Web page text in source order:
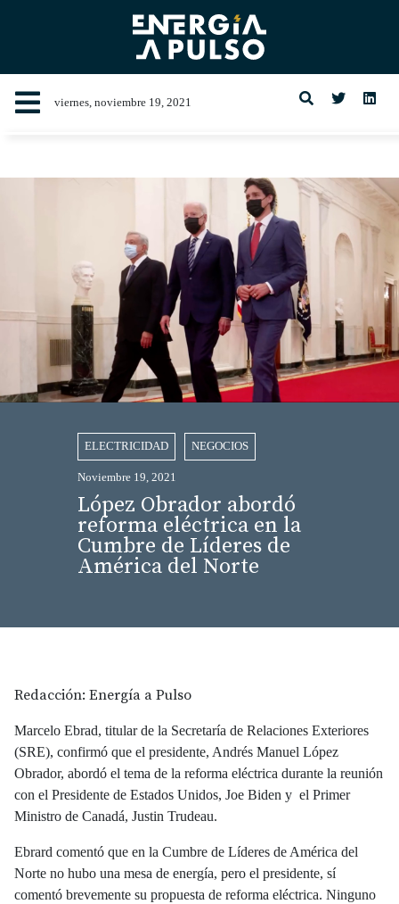
viernes, noviembre 19, 2021
ELECTRICIDAD NEGOCIOS
Noviembre 19, 2021
López Obrador abordó
reforma eléctrica en la
Cumbre de Líderes de
América del Norte
Redacción: Energía a Pulso
Marcelo Ebrad, titular de la Secretaría de Relaciones Exteriores
(SRE), confirmó que el presidente, Andrés Manuel López
Obrador, abordó el tema de la reforma eléctrica durante la reunión
con el Presidente de Estados Unidos, Joe Biden y el Primer
Ministro de Canadá, Justin Trudeau.
Ebrard comentó que en la Cumbre de Líderes de América del
Norte no hubo una mesa de energía, pero el presidente, sí
comentó brevemente su propuesta de reforma eléctrica. Ninguno